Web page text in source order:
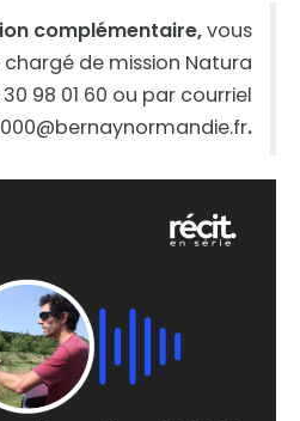
complémentaire,vous
de mission Natura
98 01 60 ou par courriel
.